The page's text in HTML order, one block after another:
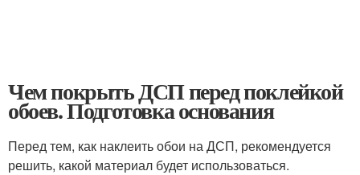
Чем покрыть ДСП перед поклейкой
обоев. Подготовка основания
Перед тем, как наклеить обои на ДСП, рекомендуется
решить, какой материал будет использоваться.